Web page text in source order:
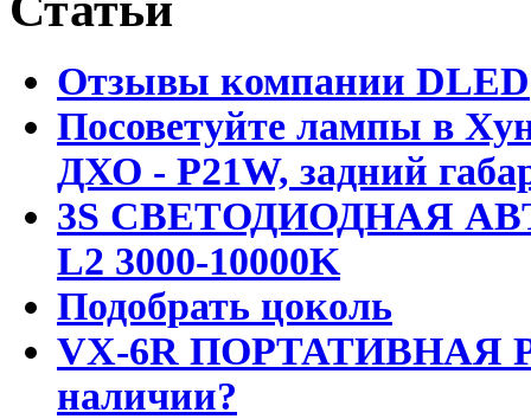
Отзывы компании DLED
Посоветуйте лампы в
ДХО - P21W, задний
3S СВЕТОДИОДНАЯ
L2 3000-10000K
Подобрать цоколь
VX-6R ПОРТАТИВНАЯ
наличии?